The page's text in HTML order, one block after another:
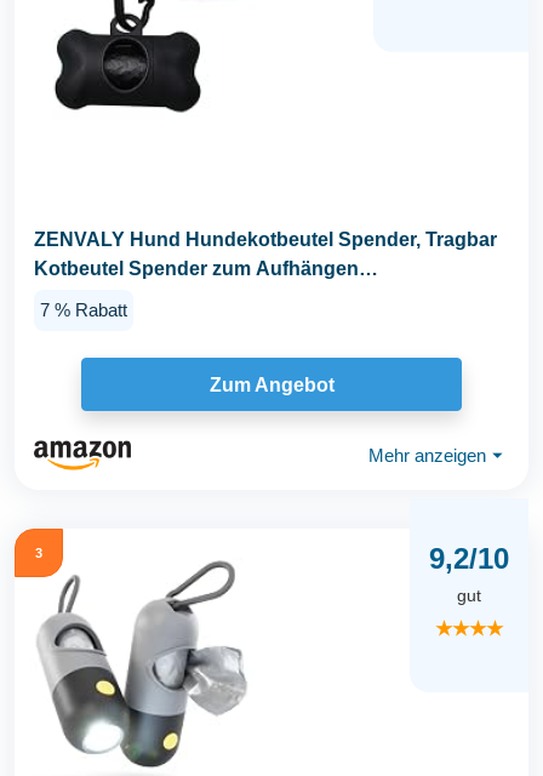
ZENVALY Hund Hundekotbeutel Spender, Tragbar
Kotbeutel Spender zum Aufhängen
7 % Rabatt
Zum Angebot
Mehr anzeigen ⏷
3 9,2/10
gut
★★★★